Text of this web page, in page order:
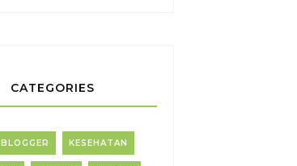
CATEGORIES
BLOGGER KESEHATAN